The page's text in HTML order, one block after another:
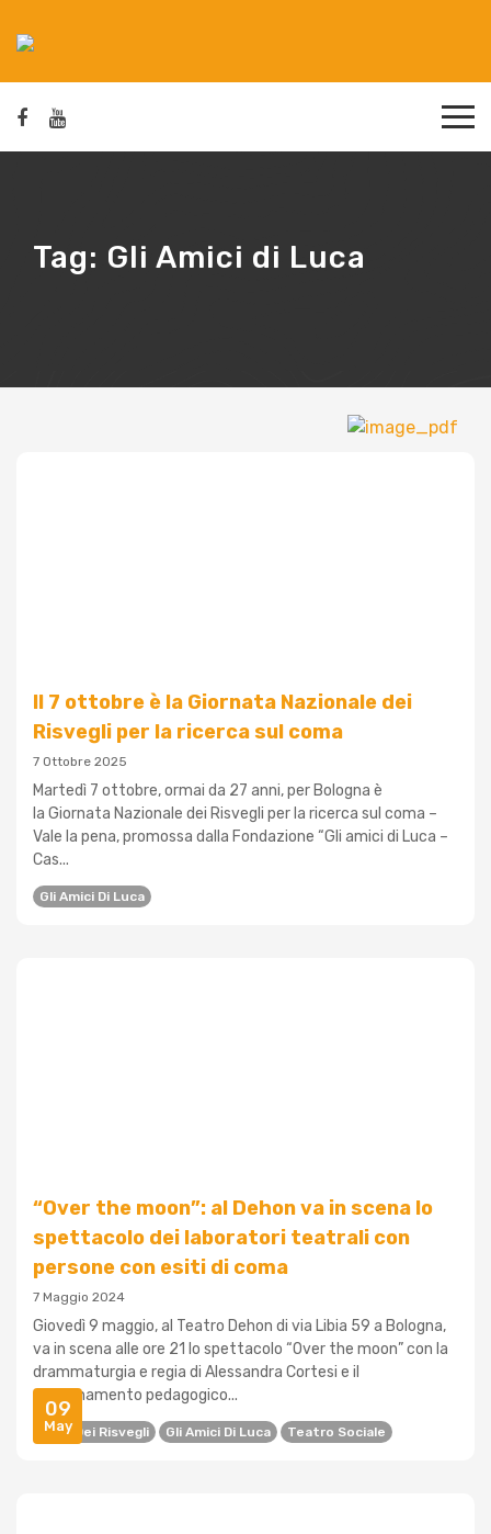
Tag: Gli Amici di Luca
Il 7 ottobre è la Giornata Nazionale dei
Risvegli per la ricerca sul coma
7 Ottobre 2025
Martedì 7 ottobre, ormai da 27 anni, per Bologna è
la Giornata Nazionale dei Risvegli per la ricerca sul coma –
Vale la pena, promossa dalla Fondazione “Gli amici di Luca –
Cas...
Gli Amici Di Luca
09
May
“Over the moon”: al Dehon va in scena lo
spettacolo dei laboratori teatrali con
persone con esiti di coma
7 Maggio 2024
Giovedì 9 maggio, al Teatro Dehon di via Libia 59 a Bologna,
va in scena alle ore 21 lo spettacolo “Over the moon” con la
drammaturgia e regia di Alessandra Cortesi e il
coordinamento pedagogico...
Casa Dei Risvegli Gli Amici Di Luca Teatro Sociale